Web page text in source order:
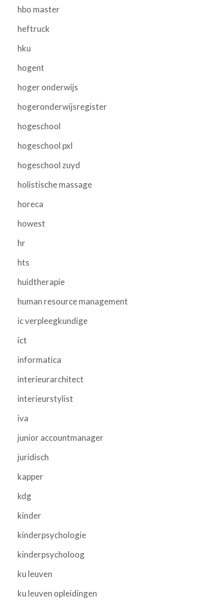
hbo master
heftruck
hku
hogent
hoger onderwijs
hogeronderwijsregister
hogeschool
hogeschool pxl
hogeschool zuyd
holistische massage
horeca
howest
hr
hts
huidtherapie
human resource management
ic verpleegkundige
ict
informatica
interieurarchitect
interieurstylist
iva
junior accountmanager
juridisch
kapper
kdg
kinder
kinderpsychologie
kinderpsycholoog
ku leuven
ku leuven opleidingen